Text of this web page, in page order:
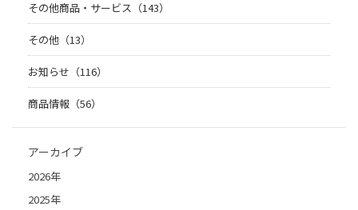
その他商品・サービス（143）
その他（13）
お知らせ（116）
商品情報（56）
アーカイブ
2026年
2025年